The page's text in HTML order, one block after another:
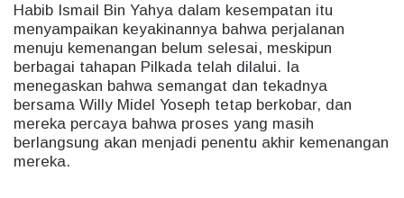
Habib Ismail Bin Yahya dalam kesempatan itu
menyampaikan keyakinannya bahwa perjalanan
menuju kemenangan belum selesai, meskipun
berbagai tahapan Pilkada telah dilalui. Ia
menegaskan bahwa semangat dan tekadnya
bersama Willy Midel Yoseph tetap berkobar, dan
mereka percaya bahwa proses yang masih
berlangsung akan menjadi penentu akhir kemenangan
mereka.